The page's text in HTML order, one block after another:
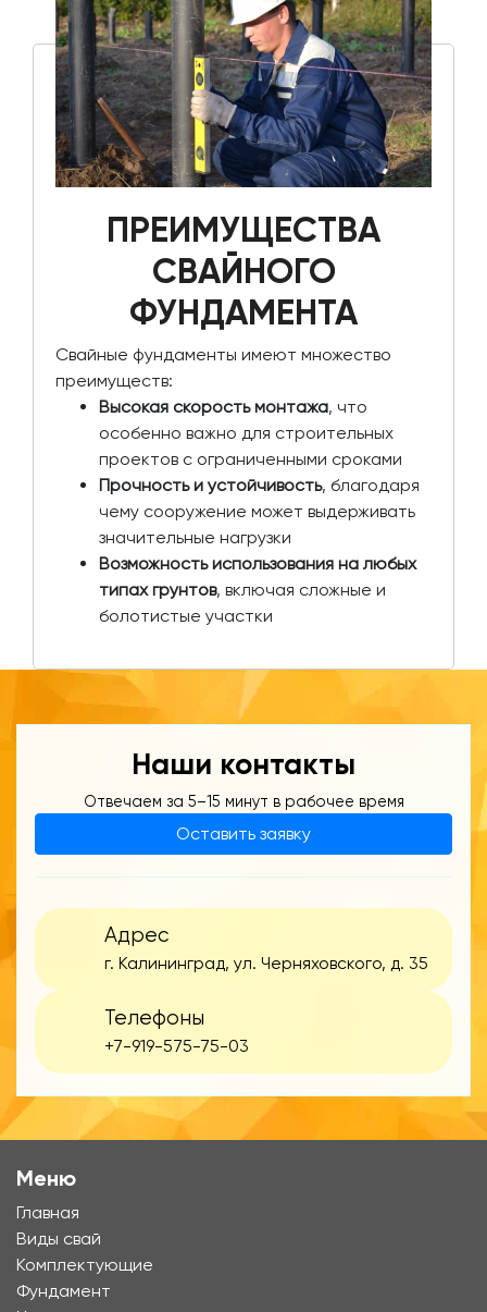
ПРЕИМУЩЕСТВА
СВАЙНОГО
ФУНДАМЕНТА
Свайные фундаменты имеют множество
преимуществ:
Высокая скорость монтажа, что
особенно важно для строительных
проектов с ограниченными сроками
Прочность и устойчивость, благодаря
чему сооружение может выдерживать
значительные нагрузки
Возможность использования на любых
типах грунтов, включая сложные и
болотистые участки
Наши контакты
Отвечаем за 5–15 минут в рабочее время
Оставить заявку
Адрес
г. Калининград, ул. Черняховского, д. 35
Телефоны
+7-919-575-75-03
Меню
Главная
Виды свай
Комплектующие
Фундамент